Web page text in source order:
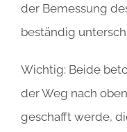
der Bemessung
beständig
Wichtig: Beide
der Weg nach
geschafft werde,